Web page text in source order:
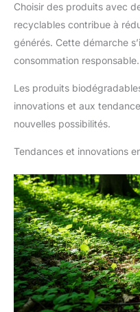
Choisir des produits avec
recyclables contribue à
générés. Cette démarche
consommation responsable.
Les produits
innovations et aux
nouvelles possibilités.
Tendances et innovations